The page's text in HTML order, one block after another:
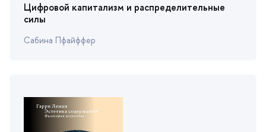
Цифровой капитализм и распределительные
силы
Сабина Пфайффер